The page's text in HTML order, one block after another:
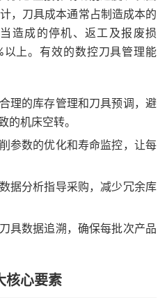
，刀具成本通常占制造成本的
造成的停机、返工及报废损
上。有效的数控刀具管理能
理的库存管理和刀具预调，避
的机床空转。
参数的优化和寿命监控，让每
据分析指导采购，减少冗余库
具数据追溯，确保每批次产品
核心要素